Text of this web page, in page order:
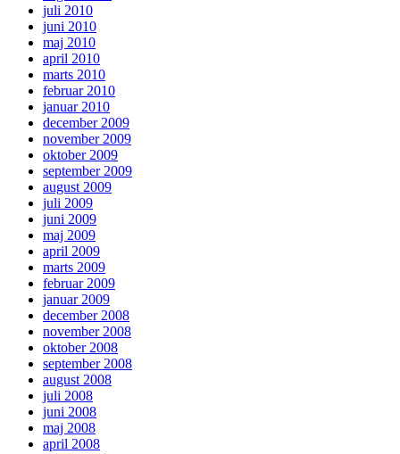
juli 2010
juni 2010
maj 2010
april 2010
marts 2010
februar 2010
januar 2010
december 2009
november 2009
oktober 2009
september 2009
august 2009
juli 2009
juni 2009
maj 2009
april 2009
marts 2009
februar 2009
januar 2009
december 2008
november 2008
oktober 2008
september 2008
august 2008
juli 2008
juni 2008
maj 2008
april 2008